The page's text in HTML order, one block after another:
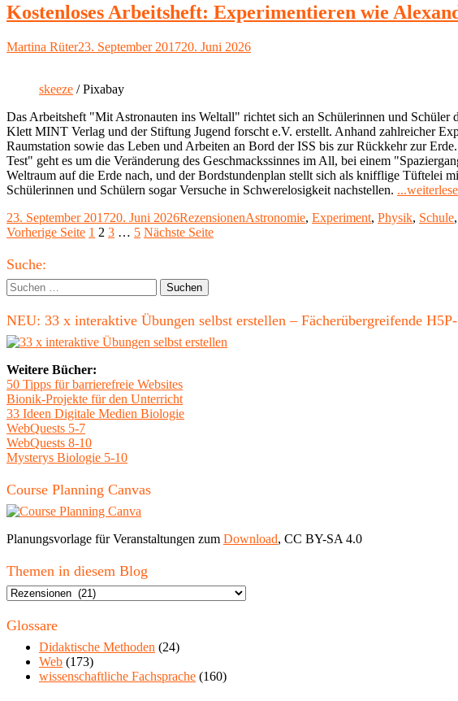
der
Menschheit
von
Harari"
Kostenloses Arbeitsheft: Experimentieren wie
Autor
Martina RüterVeröffentlicht
23. September 201720. Juni 2026
skeeze / Pixabay
Das Arbeitsheft "Mit Astronauten ins Weltall" richtet sich an Schülerinnen und
Klett MINT Verlag und der Stiftung Jugend forscht e.V. erstellt. Anhand zahlreicher
Raumstation sowie das Leben und Arbeiten an Bord der ISS bis zur Rückkehr zur
Test" geht es um die Veränderung des Geschmackssinnes im All, bei einem
Weltraum auf die Erde nach, und der Bordstundenplan stellt sich als knifflige Tüftelei
Schülerinnen und Schülern sogar Versuche in Schwerelosigkeit nachstellen.
Veröffentlicht
am
23. September 201720. Juni 2026Kategorien
RezensionenSchlagwörter
Astronomie, Experiment, Physik, Schule,
Seitennummerierung
der
Beiträge
Vorherige Seite Seite
1 Seite
2 Seite
3 … Seite
5 Nächste Seite
Haupt-
Seitenleiste
Suche:
Suchen
nach:
NEU: 33 x interaktive Übungen selbst erstellen – Fächerübergreifende
Weitere Bücher:
50 Tipps für barrierefreie Websites
Bionik-Projekte für den Unterricht
33 Ideen Digitale Medien Biologie
WebQuests 5-7
WebQuests 8-10
Mysterys Biologie 5-10
Course Planning Canvas
Planungsvorlage für Veranstaltungen zum Download, CC BY-SA 4.0
Themen in diesem Blog
Themen
diesem
Glossare
Didaktische Methoden (24)
Web (173)
wissenschaftliche Fachsprache (160)